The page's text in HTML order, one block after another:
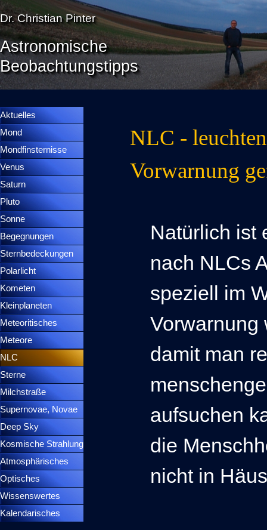
Direkt zum Seiteninhalt
Dr. Christian Pinter
Astronomische
Beobachtungstipps
Aktuelles
Mond
Mondfinsternisse
Venus
Saturn
Pluto
Sonne
Begegnungen
Sternbedeckungen
Polarlicht
Kometen
Kleinplaneten
Meteoritisches
Meteore
NLC
Sterne
Milchstraße
Supernovae, Novae
Deep Sky
Kosmische Strahlung
Atmosphärisches
Optisches
Wissenswertes
Kalendarisches
NLC -
Vorwarnung
Natürlich ist
nach NLCs
speziell im
Vorwarnung
damit man
aufsuchen
die
nicht in